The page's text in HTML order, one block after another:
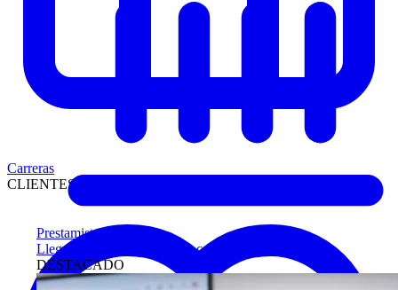
Prestamistas
Llegue antes a compradores calificados
DESTACADO
Carreras
CLIENTES